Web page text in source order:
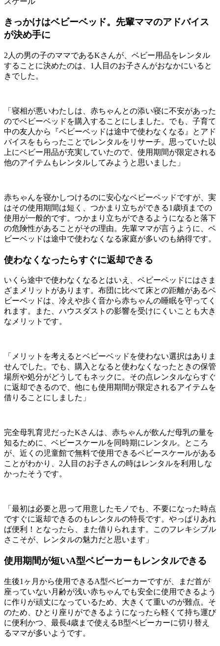
きっかけはベビーベッド。先輩ママのアドバイス
が決め手に
2人の男の子のママであるKさんが、ベビー用品をレンタル
することに決めたのは、1人目のお子さんがおなかにいると
きでした。
「寝相が悪いわたしは、赤ちゃんとの添い寝に不安があった
のでベビーベッドを購入することにしました。でも、子育て
中の友人から『ベビーベッドは途中で使わなくなる』とアド
バイスをもらったことでレンタルをリサーチ。思っていた以
上にベビー用品が充実していたので、使用期間が限定される
他のアイテムもレンタルしてみようと思いました」
赤ちゃんを寝かしつけるのに安心なベビーベッドですが、実
はその使用期間は短く、つかまり立ちができる1歳頃までの
使用が一般的です。つかまり立ちができるようになると落下
の危険性があることがその理由。先輩ママが言うように、ベ
ビーベッドは途中で使わなくなる家庭が多いのも納得です。
使わなくなったらすぐに返却できる
いくら途中で使わなくなるとはいえ、ベビーベッドにはさま
ざまメリットがあります。布団に比べて床との距離があるベ
ビーベッドは、冷えや歩く音から赤ちゃんの睡眠を守ってく
れます。また、ハウスダストの影響を受けにくいことも大き
なメリットです。
「メリットを考えるとベビーベッドを使わない選択はありま
せんでした。でも、購入となると使わなくなったときの保管
場所や処分がどうしてもネックに。その点レンタルならすぐ
に返却できるので、他にも使用期間が限定されるアイテムを
借りることにしました」
完全母乳育児だったKさんは、赤ちゃんが飲んだ母乳の量を
知るために、ベビースケールを同時期にレンタル。ところ
が、近くの児童館で無料で使用できるベビースケールがある
ことがわかり、2人目のお子さんの時はレンタルを利用しな
かったそうです。
「最初は必要と思って用意したモノでも、不要になった時点
ですぐに返却できるのもレンタルの特長です。やっぱりあれ
ば便利！となったら、また借りられます。このフレキシブル
さこそが、レンタルの魅力だと思います」
使用期間が短いA型ベビーカーもレンタルできる
生後1ヶ月から使用できるA型ベビーカーですが、まだ首が
座っていない月齢が浅い赤ちゃんでも安全に使用できるよう
に作りが頑丈になっているため、大きくて重いのが難点。そ
のため、ひとり座りができるようになったら軽くて持ち運び
に便利かつ、最長4歳まで使えるB型ベビーカーに切り替え
るママが多いようです。